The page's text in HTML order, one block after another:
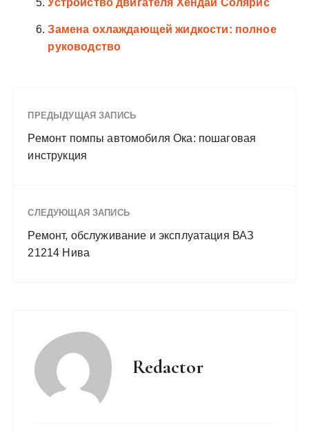
Устройство двигателя Хендай Солярис
Замена охлаждающей жидкости: полное
руководство
ПРЕДЫДУЩАЯ ЗАПИСЬ
Ремонт помпы автомобиля Ока: пошаговая
инструкция
СЛЕДУЮЩАЯ ЗАПИСЬ
Ремонт, обслуживание и эксплуатация ВАЗ
21214 Нива
Redactor